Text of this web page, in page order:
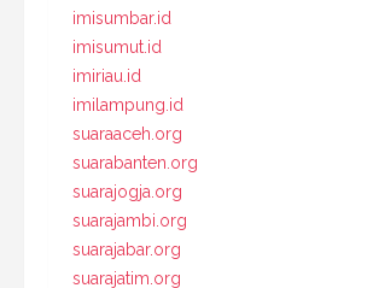
imisumbar.id
imisumut.id
imiriau.id
imilampung.id
suaraaceh.org
suarabanten.org
suarajogja.org
suarajambi.org
suarajabar.org
suarajatim.org